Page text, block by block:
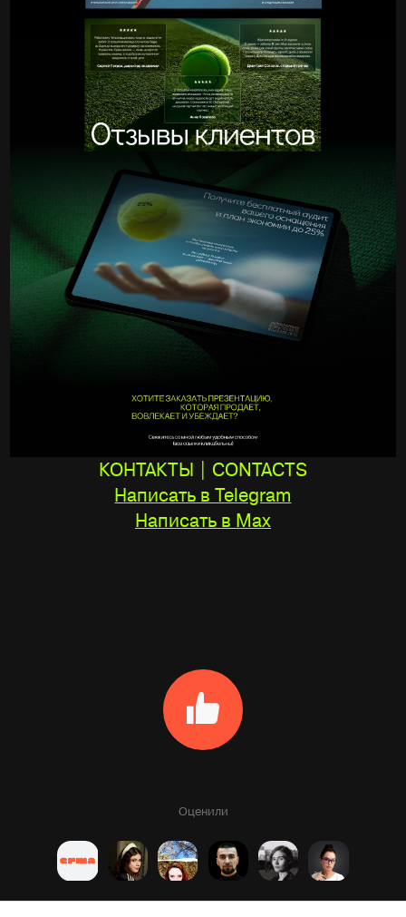
КОНТАКТЫ | CONTACTS
Написать в Telegram
Написать в Max
Оценили